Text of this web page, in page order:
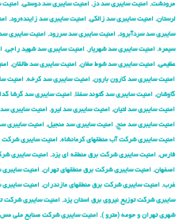
مرودشت, امنیت سایبری سد دز , امنیت سایبری سد دوستی, امنیت
لرستان, امنیت سایبری سد زالکی, امنیت سایبری سد زاینده‌رود,
سایبری سد سردآبرود, امنیت سایبری سد سررود, امنیت سایبری
سیمره, امنیت سایبری سد شهریار , امنیت سایبری سد شهید راجی,
عظیمی, امنیت سایبری سد شوط مغان, امنیت سایبری سد طالقان,
امنیت سایبری سد کارون بارون, امنیت سایبری سد کرخه, امنیت
گاوشان, امنیت سایبری سد گتوند سفلا, امنیت سایبری سد گرشا
امنیت سایبری سد لتیان, امنیت سایبری سد لیرو, امنیت سایبری سد
امنیت سایبری سد منج, امنیت سایبری سد منجیل, امنیت سایبری
امنیت سایبری شركت آب منطقهای كرمانشاه, امنیت سایبری شركت
فارس, امنیت سایبری شركت برق منطقه ای یزد, امنیت سایبری
اصفهان, امنیت سایبری شركت برق منطقهای تهران, امنیت
غرب, امنیت سایبری شركت برق منطقهای مازندران, امنیت
سایبری شركت توزیع نیروی برق استان یزد, امنیت سایبری شركت
شهری تهران و حومه (مترو ), امنیت سایبری شركت صنایع ملی مس